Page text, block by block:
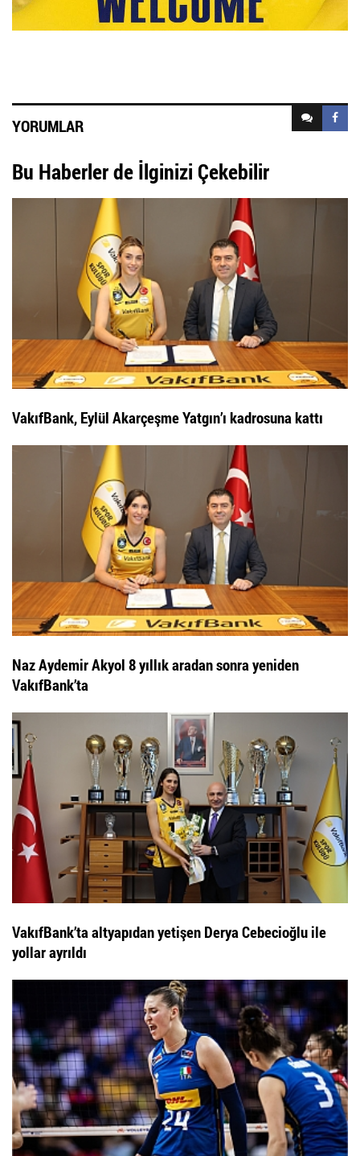
YORUMLAR
Bu Haberler de İlginizi Çekebilir
VakıfBank, Eylül Akarçeşme Yatgın’ı kadrosuna kattı
Naz Aydemir Akyol 8 yıllık aradan sonra yeniden
VakıfBank’ta
VakıfBank’ta altyapıdan yetişen Derya Cebecioğlu ile
yollar ayrıldı